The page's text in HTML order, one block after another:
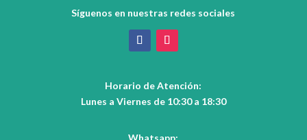
Síguenos en nuestras redes sociales
Horario de Atención:
Lunes a Viernes de 10:30 a 18:30
Whatsapp: